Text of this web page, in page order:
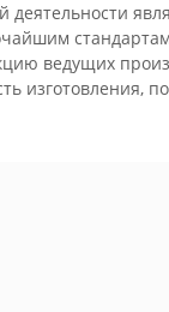
ведущих
изготовления,